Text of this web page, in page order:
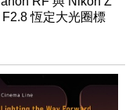
恆定大光圈標